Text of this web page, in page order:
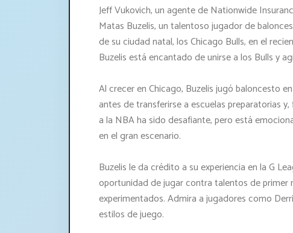
Jeff Vukovich, un agente de Nationwide
Matas Buzelis, un talentoso jugador de
de su ciudad natal, los Chicago Bulls, en el
Buzelis está encantado de unirse a los Bulls y
Al crecer en Chicago, Buzelis jugó baloncesto
antes de transferirse a escuelas preparatorias
a la NBA ha sido desafiante, pero está
en el gran escenario.
Buzelis le da crédito a su experiencia en la G
oportunidad de jugar contra talentos de primer
experimentados. Admira a jugadores como
estilos de juego.